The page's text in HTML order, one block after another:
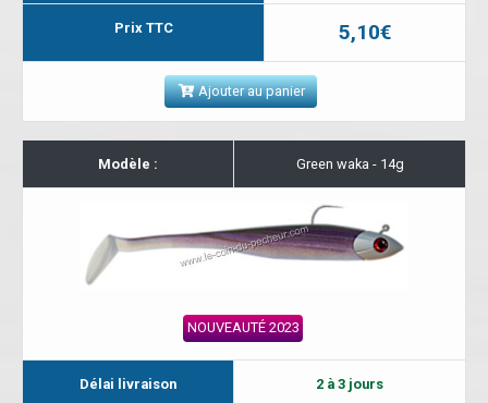
Prix TTC 5,10€
Ajouter au panier
Modèle : Green waka - 14g
NOUVEAUTÉ 2023
Délai livraison 2 à 3 jours